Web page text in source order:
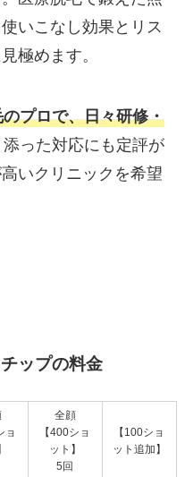
いこなし効果とリス
極めます。
プロで、日々研修・
添った対応にも定評が
いクリニックを希望
ップの料金
ョ
全顔
【400ショ
ット】
5回
【100ショ
ット追加】